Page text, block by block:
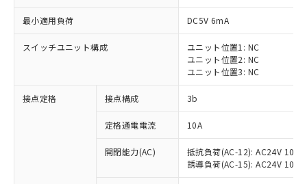
最小適用負荷 DC5V 6mA
スイッチユニット構成
ユニット位置1: NC
ユニット位置2: NC
ユニット位置3: NC
接点定格 接点構成 3b
定格通電電流 10A
開閉能力(AC)
抵抗負荷(AC-12): AC24V 10A/
誘導負荷(AC-15): AC24V
※1 対応状況
対応済み：EU RoHS指令（10物質）の
非含有に対応した製品が提供可能な商品で
対応予定：EU RoHS指令（10物質）の非含